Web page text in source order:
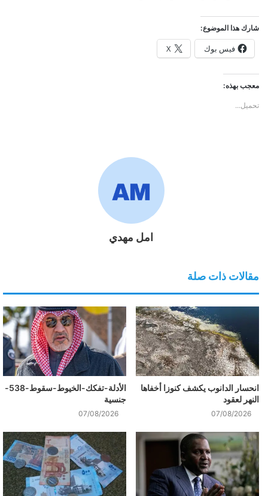
شارك هذا الموضوع:
فيس بوك X
معجب بهذه:
تحميل...
امل مهدي
مقالات ذات صلة
انحسار الدانوب يكشف كنوزا أخفاها
النهر لعقود
07/08/2026
الأدلة-تفكك-الخيوط-سقوط-538-
جنسية
07/08/2026